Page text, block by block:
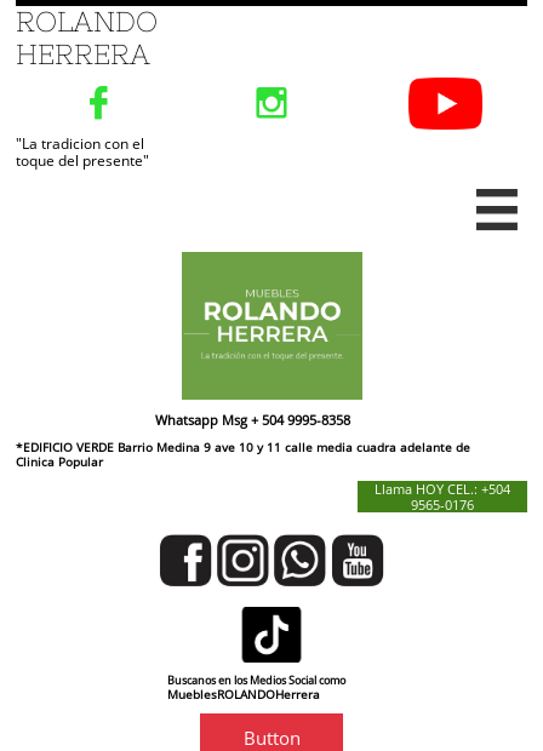
ROLANDO
HERRERA
 
"La tradicion con el
toque del presente"

Whatsapp Msg + 504 9995-8358
*EDIFICIO VERDE Barrio Medina 9 ave 10 y 11 calle media cuadra adelante de
​Clinica Popular
Llama HOY CEL.: +504
9565-0176
Buscanos en los Medios Social como
MueblesROLANDOHerrera
Button